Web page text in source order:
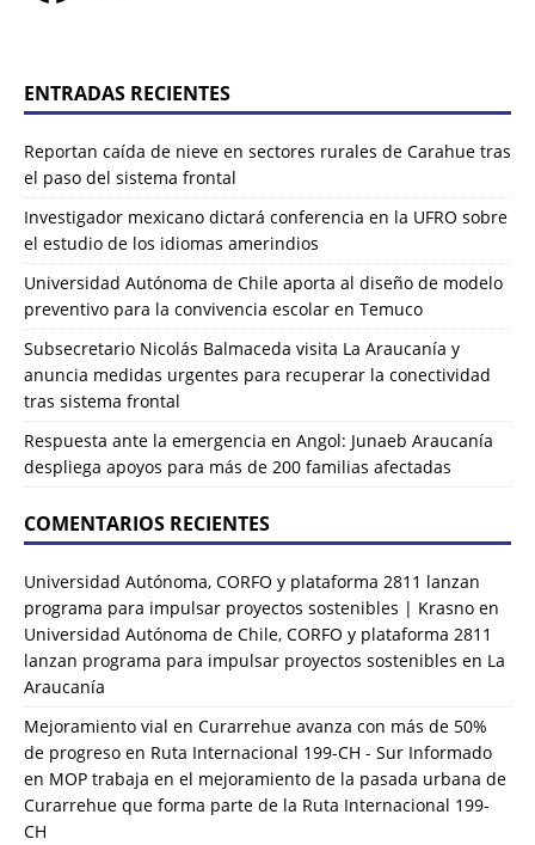
ENTRADAS RECIENTES
Reportan caída de nieve en sectores rurales de Carahue tras
el paso del sistema frontal
Investigador mexicano dictará conferencia en la UFRO sobre
el estudio de los idiomas amerindios
Universidad Autónoma de Chile aporta al diseño de modelo
preventivo para la convivencia escolar en Temuco
Subsecretario Nicolás Balmaceda visita La Araucanía y
anuncia medidas urgentes para recuperar la conectividad
tras sistema frontal
Respuesta ante la emergencia en Angol: Junaeb Araucanía
despliega apoyos para más de 200 familias afectadas
COMENTARIOS RECIENTES
Universidad Autónoma, CORFO y plataforma 2811 lanzan
programa para impulsar proyectos sostenibles | Krasno en
Universidad Autónoma de Chile, CORFO y plataforma 2811
lanzan programa para impulsar proyectos sostenibles en La
Araucanía
Mejoramiento vial en Curarrehue avanza con más de 50%
de progreso en Ruta Internacional 199-CH - Sur Informado
en MOP trabaja en el mejoramiento de la pasada urbana de
Curarrehue que forma parte de la Ruta Internacional 199-
CH